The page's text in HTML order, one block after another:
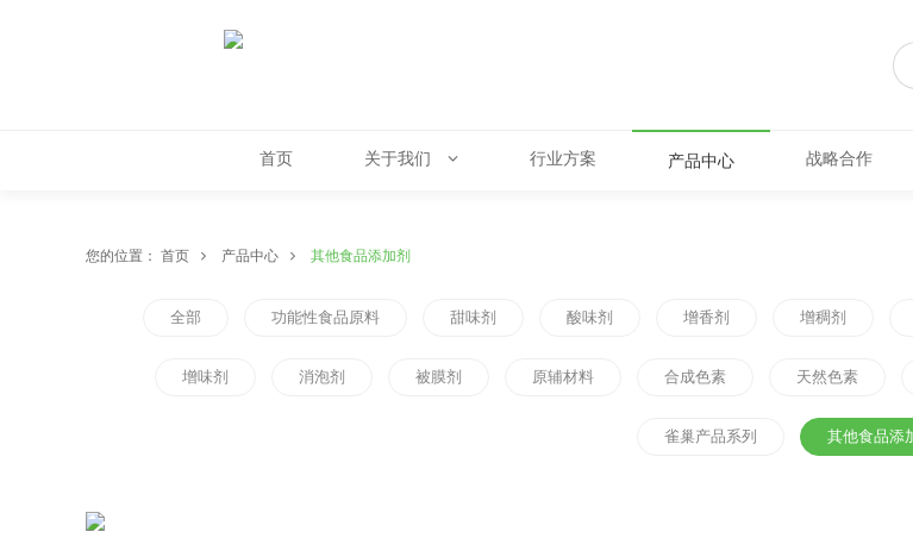
首页 关于我们 行业方案 产品中心 战略合作
您的位置： 首页 产品中心 其他食品添加剂
全部 功能性食品原料 甜味剂 酸味剂 增香剂 增稠剂
增味剂 消泡剂 被膜剂 原辅材料 合成色素 天然色素
雀巢产品系列 其他食品添